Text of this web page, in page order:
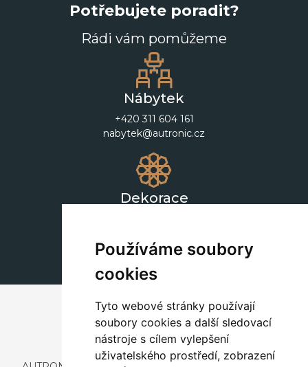
Používáme soubory
cookies
Tyto webové stránky používají
soubory cookies a další sledovací
nástroje s cílem vylepšení
uživatelského prostředí, zobrazení
Potřebujete poradit?
Rádi vám pomůžeme
Nábytek
+420 311 604 161
nabytek@autronic.cz
Dekorace